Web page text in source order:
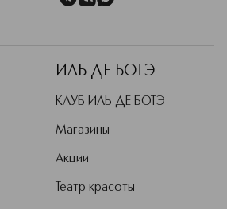
ИЛЬ ДЕ БОТЭ
КЛУБ ИЛЬ ДЕ БОТЭ
Магазины
Акции
Театр красоты